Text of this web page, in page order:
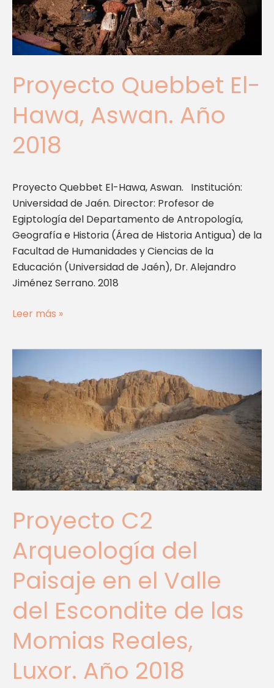
Proyecto Quebbet El-
Hawa, Aswan. Año
2018
Proyecto Quebbet El-Hawa, Aswan. Institución:
Universidad de Jaén. Director: Profesor de
Egiptología del Departamento de Antropología,
Geografía e Historia (Área de Historia Antigua) de la
Facultad de Humanidades y Ciencias de la
Educación (Universidad de Jaén), Dr. Alejandro
Jiménez Serrano. 2018
Leer más »
Proyecto C2
Arqueología del
Paisaje en el Valle
del Escondite de las
Momias Reales,
Luxor. Año 2018
C2
Arqueología
del
Paisaje
en
el
Valle
del
de
las
Momias
Luxor.
2018